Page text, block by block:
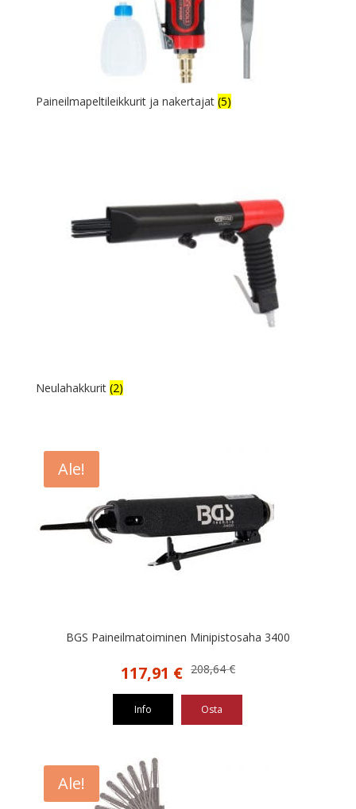
Paineilmapeltileikkurit ja nakertajat (5)
Neulahakkurit (2)
Ale!
BGS Paineilmatoiminen Minipistosaha 3400
208,64€
Alkuperäinen
208,64 €.
117,91 €Nykyinen
117,91 €.
Info Osta
Ale!